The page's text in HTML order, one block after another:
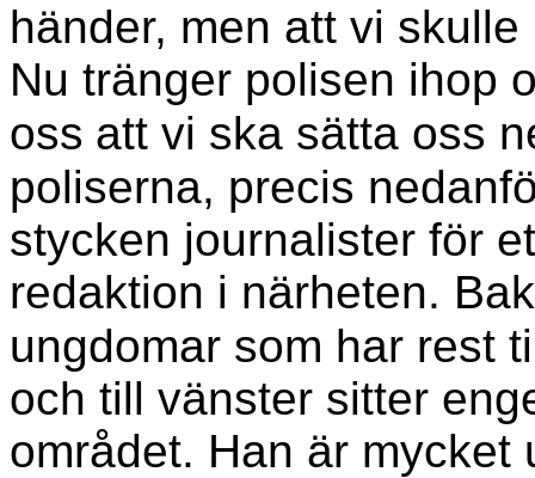
händer, men att vi
Nu tränger polisen ihop
oss att vi ska sätta oss
poliserna, precis
stycken journalister för
redaktion i närheten.
ungdomar som har rest
och till vänster sitter
området. Han är